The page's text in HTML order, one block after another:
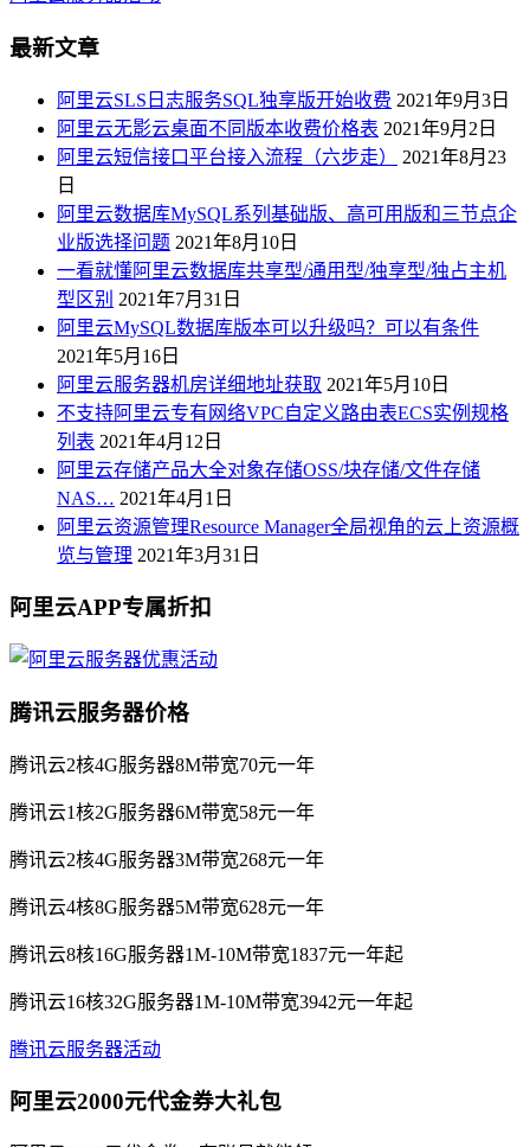
最新文章
阿里云SLS日志服务SQL独享版开始收费 2021年9月3日
阿里云无影云桌面不同版本收费价格表 2021年9月2日
阿里云短信接口平台接入流程（六步走）
2021年8月23
日
阿里云数据库MySQL系列基础版、高可用版和三节点企
业版选择问题 2021年8月10日
一看就懂阿里云数据库共享型/通用型/独享型/独占主机
型区别 2021年7月31日
阿里云MySQL数据库版本可以升级吗？可以有条件
2021年5月16日
阿里云服务器机房详细地址获取 2021年5月10日
不支持阿里云专有网络VPC自定义路由表ECS实例规格
列表 2021年4月12日
阿里云存储产品大全对象存储OSS/块存储/文件存储
NAS… 2021年4月1日
阿里云资源管理Resource Manager全局视角的云上资源概
览与管理 2021年3月31日
阿里云APP专属折扣
腾讯云服务器价格
腾讯云2核4G服务器8M带宽70元一年
腾讯云1核2G服务器6M带宽58元一年
腾讯云2核4G服务器3M带宽268元一年
腾讯云4核8G服务器5M带宽628元一年
腾讯云8核16G服务器1M-10M带宽1837元一年起
腾讯云16核32G服务器1M-10M带宽3942元一年起
腾讯云服务器活动
阿里云2000元代金券大礼包